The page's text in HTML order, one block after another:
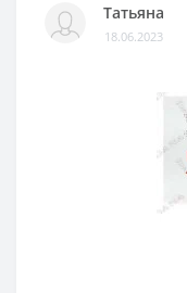
Татьяна
18.06.2023